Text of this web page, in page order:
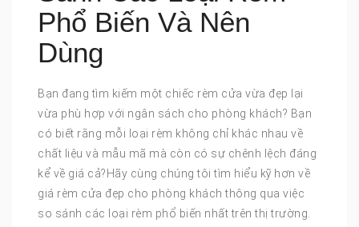
Phổ Biến Và Nên
Dùng
Bạn đang tìm kiếm một chiếc rèm cửa vừa đẹp lại
vừa phù hợp với ngân sách cho phòng khách? Bạn
có biết rằng mỗi loại rèm không chỉ khác nhau về
chất liệu và mẫu mã mà còn có sự chênh lệch đáng
kể về giá cả?Hãy cùng chúng tôi tìm hiểu kỹ hơn về
giá rèm cửa đẹp cho phòng khách thông qua việc
so sánh các loại rèm phổ biến nhất trên thị trường.